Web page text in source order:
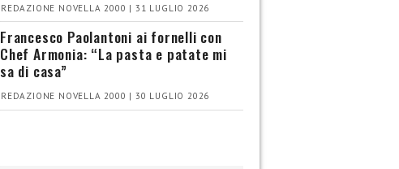
REDAZIONE NOVELLA 2000 | 31 LUGLIO 2026
Francesco Paolantoni ai fornelli con
Chef Armonia: “La pasta e patate mi
sa di casa”
REDAZIONE NOVELLA 2000 | 30 LUGLIO 2026